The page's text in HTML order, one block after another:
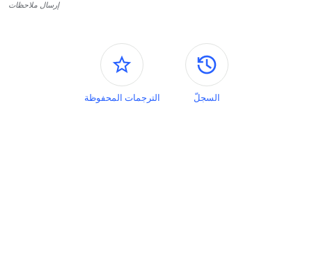
إرسال ملاحظات
اللوحات الجانبية
السجلّ الترجمات المحفوظة